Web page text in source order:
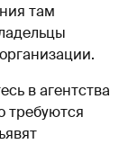
там
в агентства
требуются